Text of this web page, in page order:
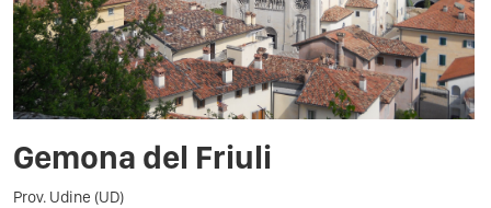
Gemona del Friuli
Prov. Udine (UD)